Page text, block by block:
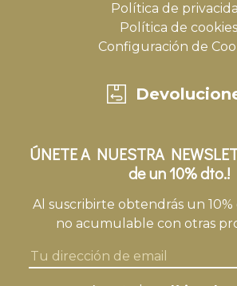
Política de
Política de cookies
Configuración de
ÚNETE A NUESTRA
de un 10% dto.!
Al suscribirte obtendrás un
no acumulable con otras